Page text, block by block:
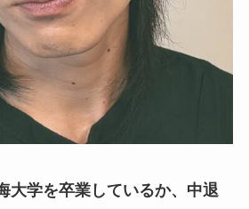
大学を卒業しているか、中退